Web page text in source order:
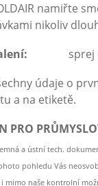
namiřte
nikoliv
sprej
údaje o
a na etiketě.
PRO
a ústní tech.
pohledu Vás
i mimo naše kontrolní